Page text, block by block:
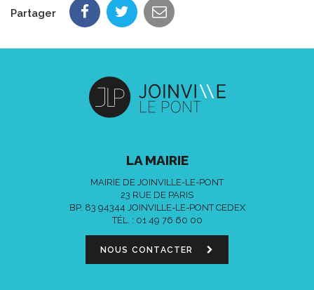
Partager
LA MAIRIE
MAIRIE DE JOINVILLE-LE-PONT
23 RUE DE PARIS
BP. 83 94344 JOINVILLE-LE-PONT CEDEX
TÉL. : 01 49 76 60 00
NOUS CONTACTER